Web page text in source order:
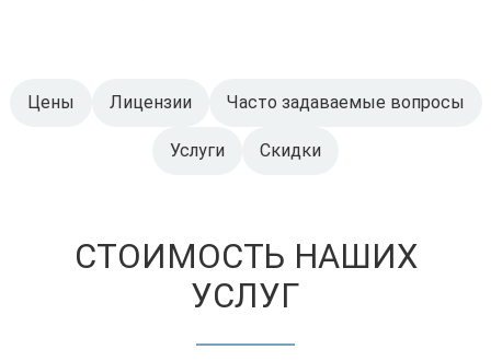
Цены Лицензии Часто задаваемые вопросы
Услуги Скидки
СТОИМОСТЬ НАШИХ
УСЛУГ